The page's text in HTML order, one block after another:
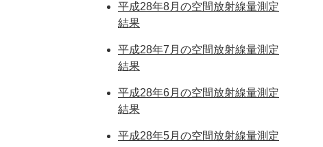
平成28年8月の空間放射線量測定
結果
平成28年7月の空間放射線量測定
結果
平成28年6月の空間放射線量測定
結果
平成28年5月の空間放射線量測定